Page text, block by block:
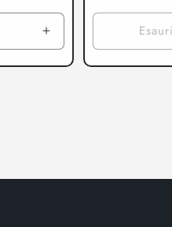
Aumenta
quantità
per